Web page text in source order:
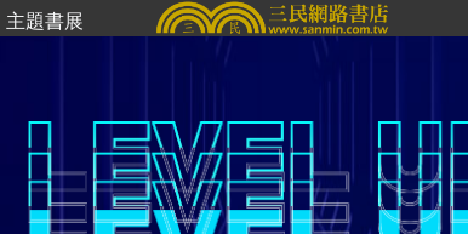
主題書展